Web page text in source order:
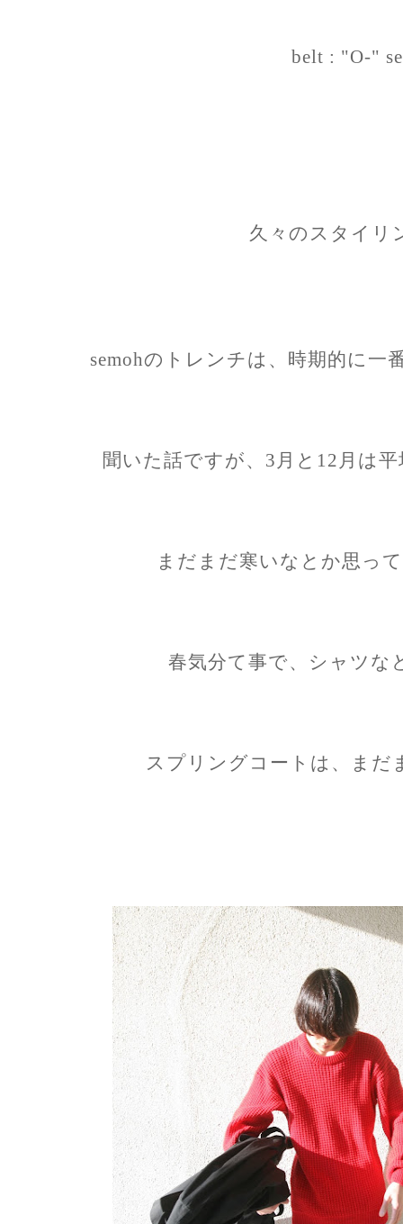
belt : "O-"
久々のスタイリ
semohのトレンチは、時期的に一
聞いた話ですが、3月と12月は
まだまだ寒いなとか思っ
春気分て事で、シャツな
スプリングコートは、まだ